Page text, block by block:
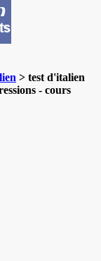
> test d'italien
- cours